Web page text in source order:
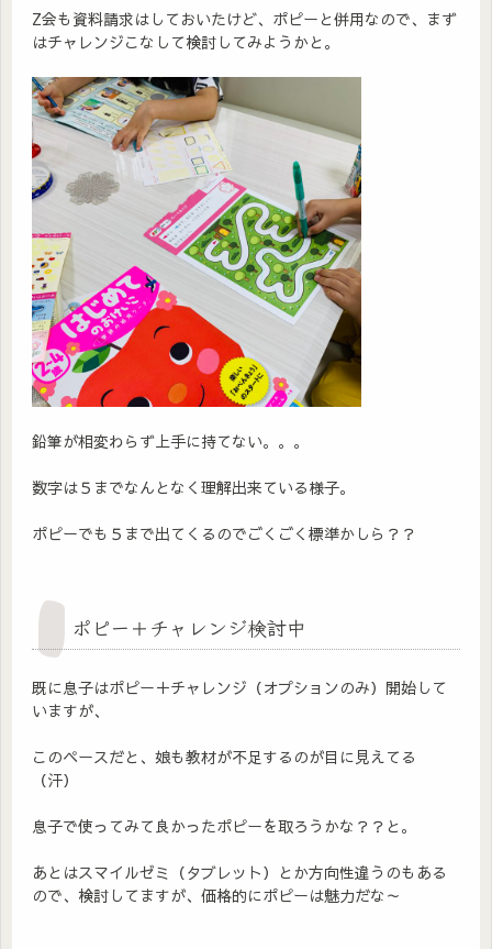
Z会も資料請求はしておいたけど、ポピーと併用なので、まず
はチャレンジこなして検討してみようかと。
鉛筆が相変わらず上手に持てない。。。
数字は５までなんとなく理解出来ている様子。
ポピーでも５まで出てくるのでごくごく標準かしら？？
ポピー＋チャレンジ検討中
既に息子はポピー＋チャレンジ（オプションのみ）開始して
いますが、
このペースだと、娘も教材が不足するのが目に見えてる
（汗）
息子で使ってみて良かったポピーを取ろうかな？？と。
あとはスマイルゼミ（タブレット）とか方向性違うのもある
ので、検討してますが、価格的にポピーは魅力だな～